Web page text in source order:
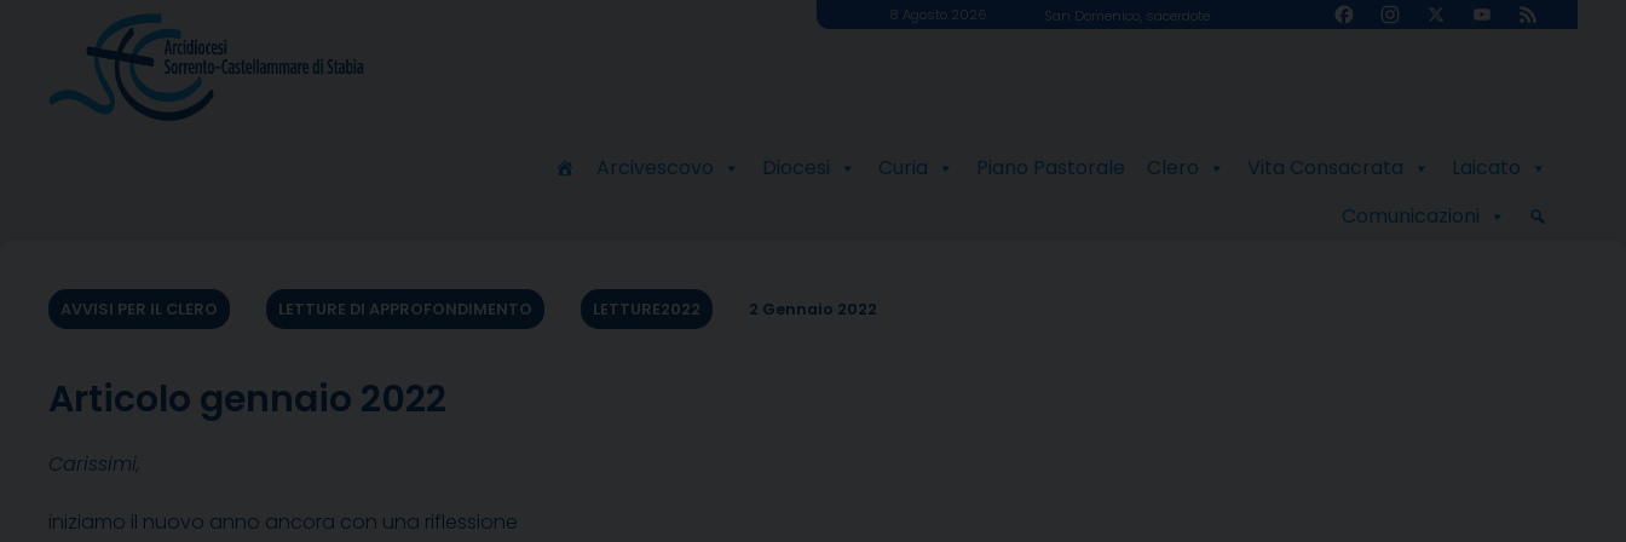
8 Agosto 2026 San Domenico, sacerdote FacebookInstagram
X
YouTube
Feed
Arcivescovo Diocesi Curia Piano Pastorale Clero Vita Consacrata
Laicato
Comunicazioni
AVVISI PER IL CLERO LETTURE DI APPROFONDIMENTO LETTURE2022 2 Gennaio 2022
Articolo gennaio 2022
Carissimi,
iniziamo il nuovo anno ancora con una riflessione